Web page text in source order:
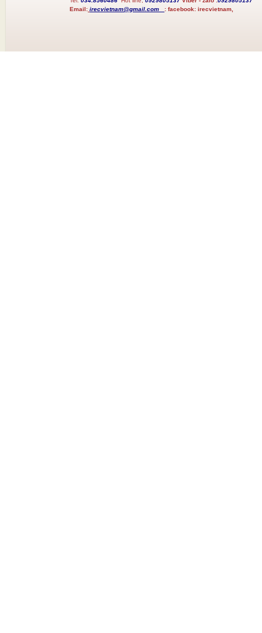
Email: irecvietnam@gmail.com :facebook: irecvietnam,